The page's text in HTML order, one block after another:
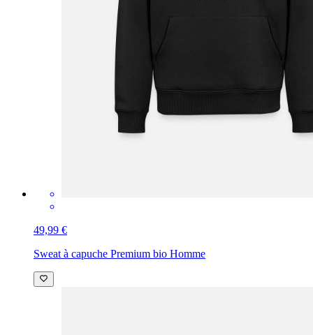
49,99 €
Sweat à capuche Premium bio Homme